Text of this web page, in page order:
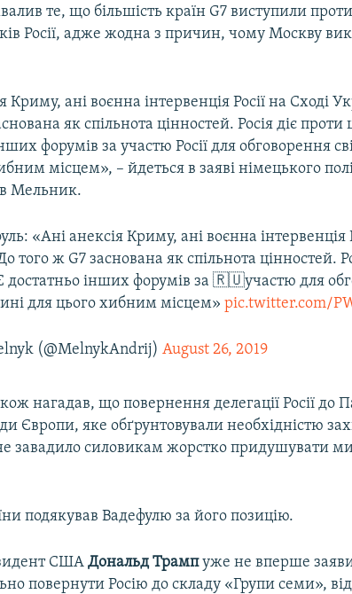
те, що більшість країн G7 виступили
Росії, адже жодна з причин, чому Москву
Криму, ані воєнна інтервенція Росії на Сході
як спільнота цінностей. Росія діє проти
форумів за участю Росії для обговорення
місцем», – йдеться в заяві німецького
Мельник.
«Ані анексія Криму, ані воєнна інтервенція
того ж G7 заснована як спільнота цінностей.
достатньо інших форумів за 🇷🇺участю для
для цього хибним місцем»pic.twitter.com/
(@MelnykAndrij)August 26, 2019
нагадав, що повернення делегації Росії до
Європи, яке обґрунтовували необхідністю
завадило силовикам жорстко придушувати
подякував Вадефулю за його позицію.
СШАДональд Трампуже не вперше
повернути Росію до складу «Групи семи»,